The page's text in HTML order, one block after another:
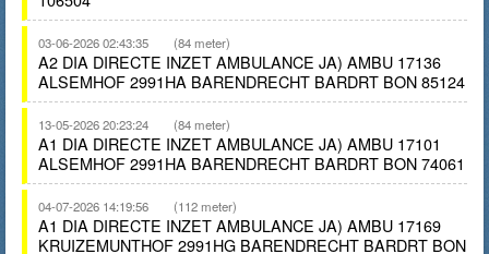
03-06-2026 02:43:35 (84 meter)
A2 DIA DIRECTE INZET AMBULANCE JA) AMBU 17136
ALSEMHOF 2991HA BARENDRECHT BARDRT BON 85124
13-05-2026 20:23:24 (84 meter)
A1 DIA DIRECTE INZET AMBULANCE JA) AMBU 17101
ALSEMHOF 2991HA BARENDRECHT BARDRT BON 74061
04-07-2026 14:19:56 (112 meter)
A1 DIA DIRECTE INZET AMBULANCE JA) AMBU 17169
KRUIZEMUNTHOF 2991HG BARENDRECHT BARDRT BON